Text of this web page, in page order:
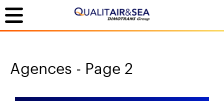
Agences - Page 2